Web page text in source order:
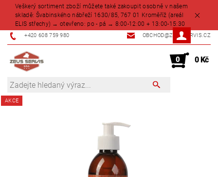
Veškerý sortiment zboží můžete také zakoupit osobně v našem
skladě: Švabinského nábřeží 1630/85, 767 01 Kroměříž (areál
ELIS střechy) → otevřeno: po - pá → 8:00-12:00 + 13:00-15:30
+420 608 759 980 OBCHOD@ZEUSSERVIS.CZ
0 0 Kč
AKCE